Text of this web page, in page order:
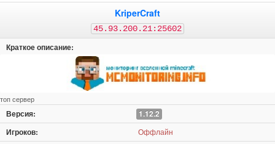
KriperCraft
45.93.200.21:25602
топ сервер
1.12.2
Оффлайн